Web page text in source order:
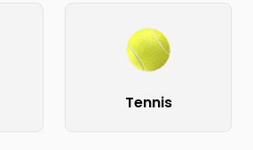
Tennis